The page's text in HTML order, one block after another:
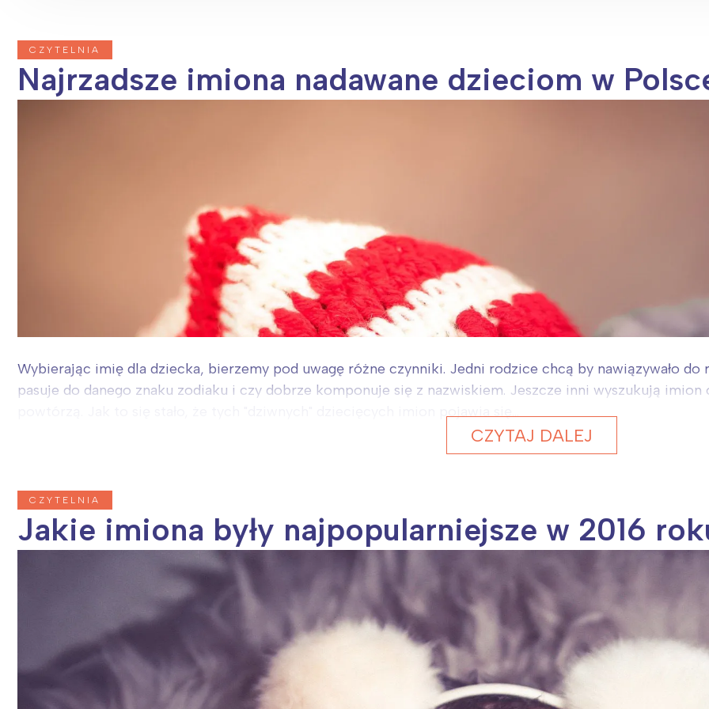
CZYTELNIA
Najrzadsze imiona nadawane dzieciom w
Wybierając imię dla dziecka, bierzemy pod uwagę różne czynniki. Jedni rodzice chcą by nawiązywało
pasuje do danego znaku zodiaku i czy dobrze komponuje się z nazwiskiem. Jeszcze inni wyszukują
CZYTAJ DALEJ
CZYTELNIA
Jakie imiona były najpopularniejsze w 2016